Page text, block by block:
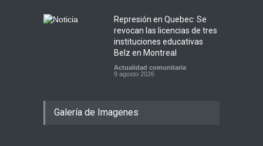
Represión en Quebec: Se
revocan las licencias de tres
instituciones educativas
Belz en Montreal
Actualidad comunitaria
9 agosto 2026
Galería de Imagenes